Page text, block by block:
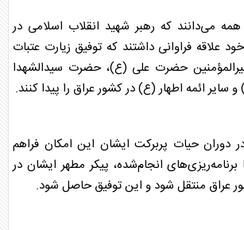
می‌دانند که رهبر شهید انقلاب اسلامی در
علاقه فراوانی داشتند که توفیق زیارت عتبات
حضرت علی (ع)، حضرت سیدالشهدا
و سایر ائمه اطهار (ع) در کشور عراق را پیدا کنند.
دوران حیات پربرکت ایشان این امکان فراهم
برنامه‌ریزی‌های انجام‌شده، پیکر مطهر ایشان در
عراق منتقل شود و این توفیق حاصل شود.